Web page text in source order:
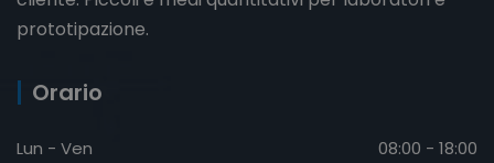
prototipazione.
Orario
Lun - Ven 08:00 - 18:00